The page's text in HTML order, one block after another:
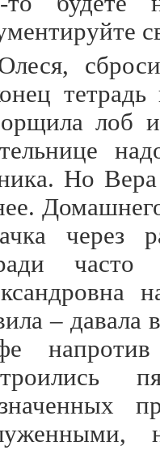
лоб
Но Вера
через
– давала